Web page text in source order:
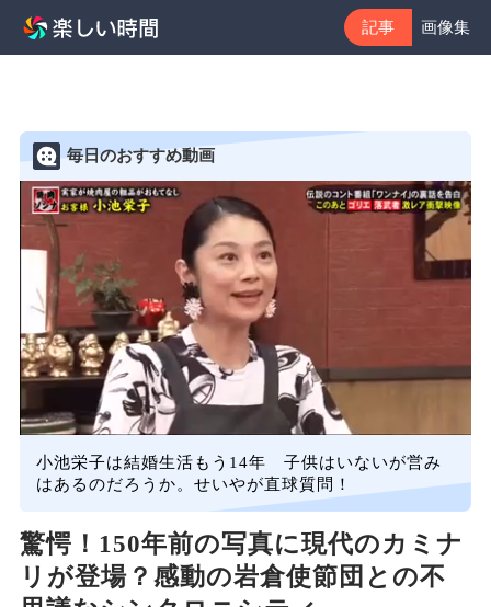
記事 画像集
毎日のおすすめ動画
小池栄子は結婚生活もう14年 子供はいないが営み
はあるのだろうか。せいやが直球質問！
驚愕！150年前の写真に現代のカミナ
リが登場？感動の岩倉使節団との不